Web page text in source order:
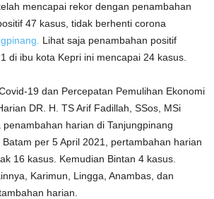
mencapai rekor dengan penambahan
47 kasus, tidak berhenti corona
Lihat saja penambahan positif
di ibu kota Kepri ini mencapai 24 kasus.
19 dan Percepatan Pemulihan Ekonomi
DR. H. TS Arif Fadillah, SSos, MSi
harian di Tanjungpinang
per 5 April 2021, pertambahan harian
16 kasus. Kemudian Bintan 4 kasus.
Karimun, Lingga, Anambas, dan
harian.